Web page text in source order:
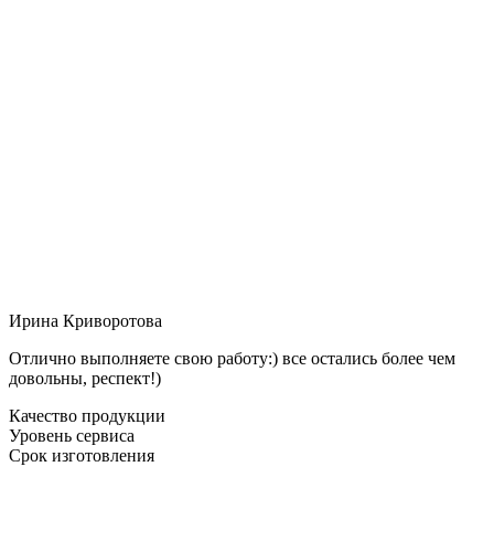
Ирина Криворотова
Отлично выполняете свою работу:) все остались более чем
довольны, респект!)
Качество продукции
Уровень сервиса
Срок изготовления